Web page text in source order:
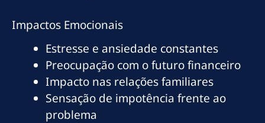
Impactos Emocionais
Estresse e ansiedade constantes
Preocupação com o futuro financeiro
Impacto nas relações familiares
Sensação de impotência frente ao
problema